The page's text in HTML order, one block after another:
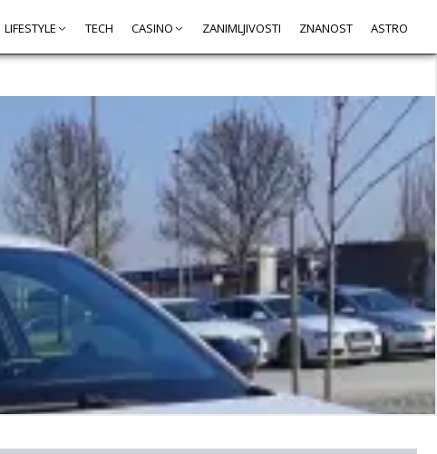
LIFESTYLE TECH CASINO ZANIMLJIVOSTI ZNANOST ASTRO